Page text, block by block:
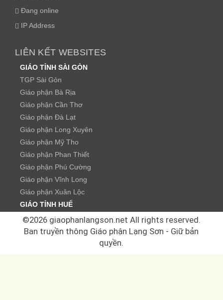
Đang online
IP Address
LIÊN KẾT WEBSITES
GIÁO TỈNH SÀI GÒN
TGP Sài Gòn
Giáo phận Bà Rịa
Giáo phận Cần Thơ
Giáo phận Đà Lạt
Giáo phận Long Xuyên
Giáo phận Mỹ Tho
Giáo phận Phan Thiết
Giáo phận Phú Cường
Giáo phận Vĩnh Long
Giáo phận Xuân Lộc
GIÁO TỈNH HUẾ
TGP Huế
Giáo phận Ban Mê Thuột
©2026 giaophanlangson.net All rights reserved.
Ban truyền thông Giáo phận Lạng Sơn - Giữ bản
quyền.